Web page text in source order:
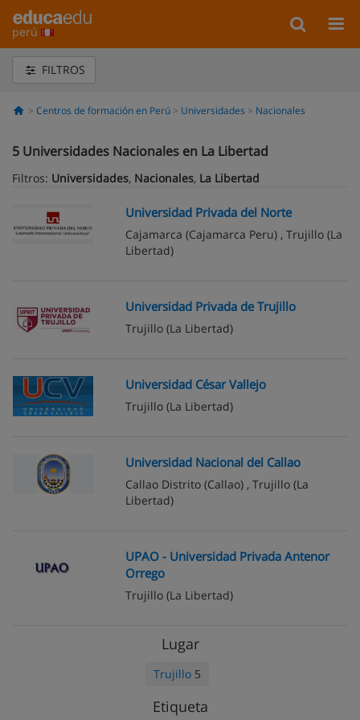
perú
FILTROS
Centros de formación en Perú Universidades Nacionales
5 Universidades Nacionales en La Libertad
Filtros: Universidades, Nacionales, La Libertad
Universidad Privada del Norte
Cajamarca (Cajamarca Peru) , Trujillo (La
Libertad)
Universidad Privada de Trujillo
Trujillo (La Libertad)
Universidad César Vallejo
Trujillo (La Libertad)
Universidad Nacional del Callao
Callao Distrito (Callao) , Trujillo (La
Libertad)
UPAO - Universidad Privada Antenor
Orrego
Trujillo (La Libertad)
Lugar
Trujillo 5
Etiqueta